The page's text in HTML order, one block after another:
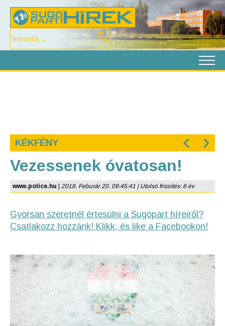
KÉKFÉNY ‹ ›
Vezessenek óvatosan!
www.police.hu 2018. Feburár 20. 09:45:41 | Utolsó frissítés: 8 év
Gyorsan szeretnél értesülni a Sugópart híreiről?
Csatlakozz hozzánk! Klikk, és like a Facebookon!